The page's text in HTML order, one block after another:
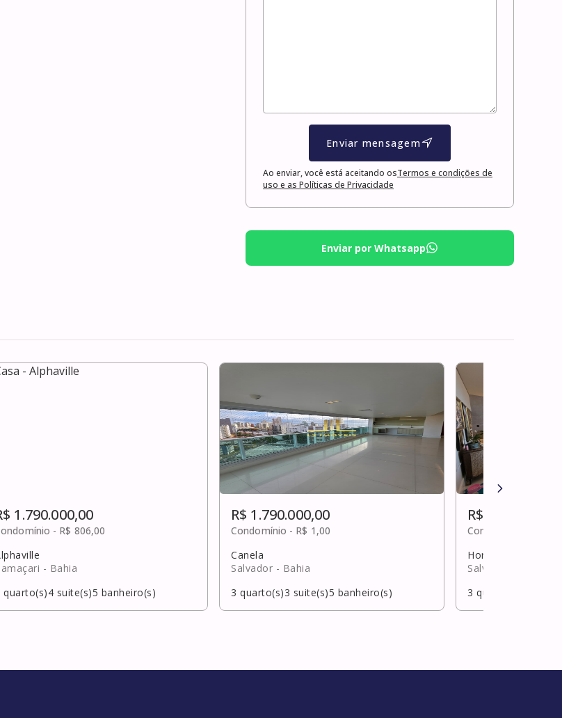
Enviar mensagem
Ao enviar, você está aceitando osTermos e condições de
uso e as Políticas de Privacidade
Enviar por Whatsapp
1.790.000,00
- R$ 806,00
- Bahia
quarto(s)4 suite(s)5 banheiro(s)
R$ 1.790.000,00
Condomínio - R$ 1,00
Canela
Salvador - Bahia
3 quarto(s)3 suite(s)5 banheiro(s)
R$
Condomínio -
Horto florestal
Salvador
3 quarto(s)